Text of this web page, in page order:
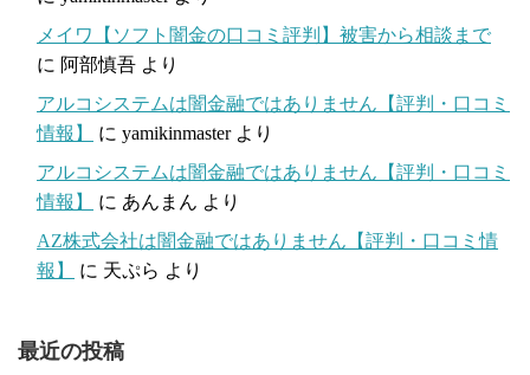
メイワ【ソフト闇金の口コミ評判】被害から相談まで
に 阿部慎吾 より
アルコシステムは闇金融ではありません【評判・口コミ
情報】
に yamikinmasterより
アルコシステムは闇金融ではありません【評判・口コミ
情報】
に あんまん より
AZ株式会社は闇金融ではありません【評判・口コミ情
報】
に 天ぷら より
最近の投稿